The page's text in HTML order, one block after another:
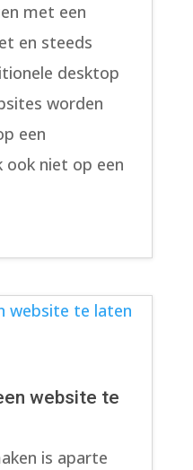
met een
en steeds
desktop
worden
een
ook niet op een
website te
is aparte